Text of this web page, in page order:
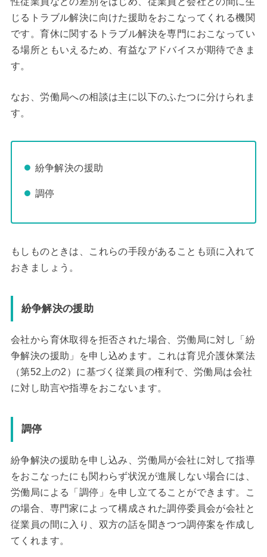
じるトラブル解決に向けた援助をおこなってくれる機関
です。育休に関するトラブル解決を専門におこなってい
る場所ともいえるため、有益なアドバイスが期待できま
す。
なお、労働局への相談は主に以下のふたつに分けられま
す。
紛争解決の援助
調停
もしものときは、これらの手段があることも頭に入れて
おきましょう。
紛争解決の援助
会社から育休取得を拒否された場合、労働局に対し「紛
争解決の援助」を申し込めます。これは育児介護休業法
（第52上の2）に基づく従業員の権利で、労働局は会社
に対し助言や指導をおこないます。
調停
紛争解決の援助を申し込み、労働局が会社に対して指導
をおこなったにも関わらず状況が進展しない場合には、
労働局による「調停」を申し立てることができます。こ
の場合、専門家によって構成された調停委員会が会社と
従業員の間に入り、双方の話を聞きつつ調停案を作成し
てくれます。